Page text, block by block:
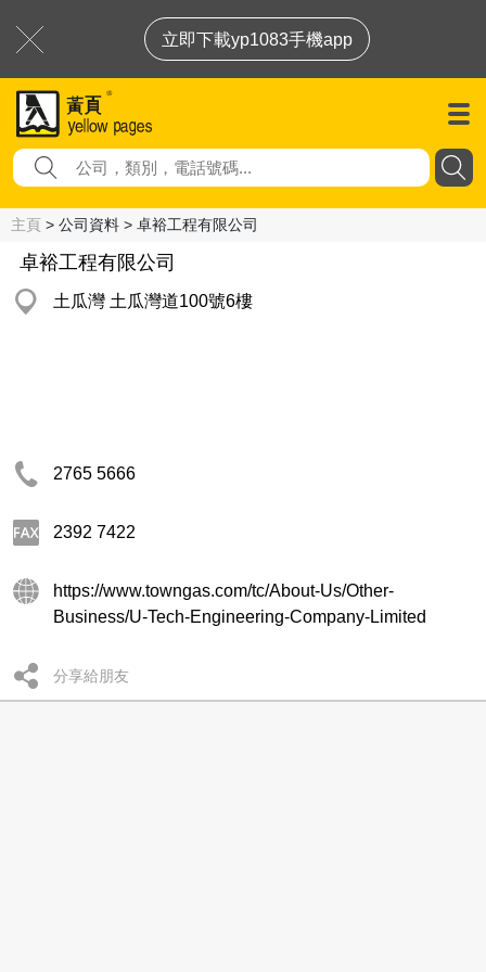
立即下載yp1083手機app
主頁 > 公司資料 > 卓裕工程有限公司
卓裕工程有限公司
土瓜灣 土瓜灣道100號6樓
2765 5666
2392 7422
https://www.towngas.com/tc/About-Us/Other-
Business/U-Tech-Engineering-Company-Limited
分享給朋友